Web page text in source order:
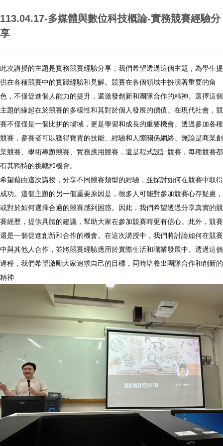
113.04.17-多媒體與數位科技概論-實務競賽經驗分
享
此次講授的主題是實務競賽經驗分享，我們希望透過這個主題，為學生提
供在各種競賽中的實踐經驗和見解。競賽在各個領域中扮演著重要的角
色，不僅促進個人能力的提升，還激發創新和團隊合作的精神。選擇這個
主題的緣起在於競賽的多樣性和其對於個人發展的價值。在現代社會，競
賽不僅僅是一個比拼的場域，更是學習和成長的重要機會。透過參加各種
競賽，參賽者可以獲得寶貴的技能、經驗和人際關係網絡。無論是商業創
業競賽、學術專題競賽、實務應用競賽，還是程式設計競賽，每種競賽都
有其獨特的挑戰和機會。
希望藉由這次講授，分享不同競賽類型的經驗，並探討如何在競賽中取得
成功。這個主題的另一個重要原因是，很多人可能對參加競賽心存疑慮，
或對於如何選擇合適的競賽感到困惑。因此，我們希望透過分享真實的競
賽經歷，提供具體的建議，幫助大家在參加競賽時更有信心。此外，競賽
還是一個促進創新和合作的機會。在這次講授中，我們將討論如何在競賽
中與其他人合作，並將競賽經驗應用於實際生活和職業發展中。透過這個
過程，我們希望激勵大家追求自己的目標，同時培養出團隊合作和創新的
精神